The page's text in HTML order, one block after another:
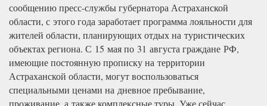
сообщению пресс-службы губернатора Астраханской
области, с этого года заработает программа лояльности для
жителей области, планирующих отдых на туристических
объектах региона. С 15 мая по 31 августа граждане РФ,
имеющие постоянную прописку на территории
Астраханской области, могут воспользоваться
специальными ценами на дневное пребывание,
проживание, а также комплексные туры. Уже сейчас